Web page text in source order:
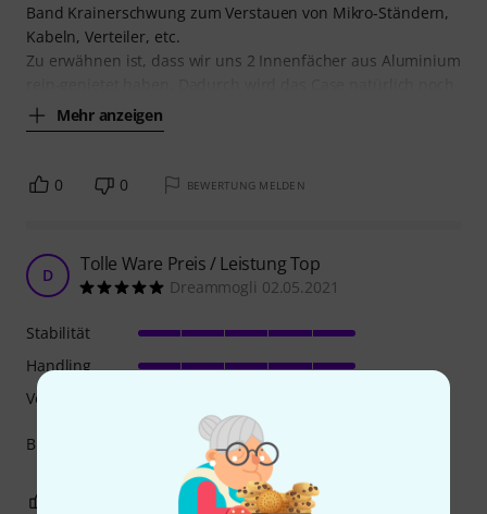
Band Krainerschwung zum Verstauen von Mikro-Ständern,
Kabeln, Verteiler, etc.
Zu erwähnen ist, dass wir uns 2 Innenfächer aus Aluminium
Mehr anzeigen
0 0 BEWERTUNG MELDEN
D Tolle Ware Preis / Leistung Top
Dreammogli 02.05.2021
Bin begeistert habe schon eine zweite bestellt ;-)
Stabilität
Handling
Verarbeitung
BEWERTUNG MELDEN